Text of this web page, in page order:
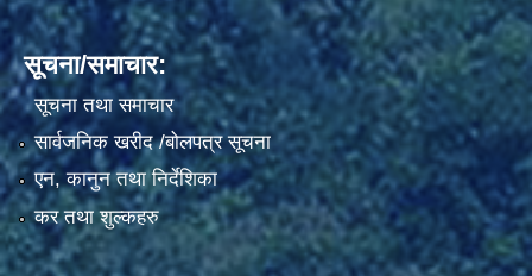
सूचना/समाचार:
सूचना तथा समाचार
सार्वजनिक खरीद /बोलपत्र सूचना
एन, कानुन तथा निर्देशिका
कर तथा शुल्कहरु